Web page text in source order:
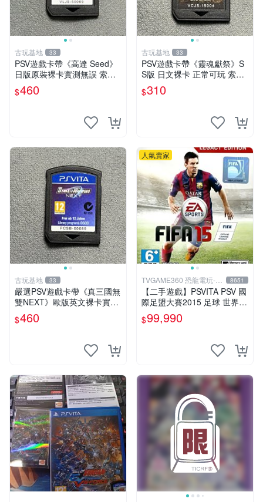
古玩基地 33
PSV遊戲卡帶《高達 Seed》
日版原裝裸卡實測無誤 索尼
專機獨享嚴選推薦 psv 高達
無誤卡帶
$460
古玩基地 33
PSV遊戲卡帶《靈魂獻祭》S
S版 日文裸卡 正常可玩 索尼
專用 不退不換 次數買兩送一
靈魂獻祭 PSP-VITA PSVita
$310
古玩基地 33
嚴選PSV遊戲卡帶《真三國無
雙NEXT》歐版英文裸卡實測
正常全新到貨 真三國無雙 PS
V 游戲卡帶 任玩無雙
$460
人氣賣家
TVGAME360 恐龍電玩-台
中店
8651
【二手遊戲】PSVITA PSV 國
際足盟大賽2015 足球 世界盃
FIFA 15 英文版【台中恐龍電
玩】
$99,990